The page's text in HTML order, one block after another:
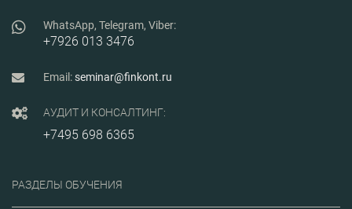
WhatsApp, Telegram, Viber:
+7926 013 3476
Email:seminar@finkont.ru
АУДИТ И КОНСАЛТИНГ:
+7495 698 6365
РАЗДЕЛЫ ОБУЧЕНИЯ